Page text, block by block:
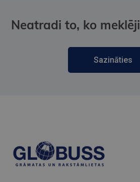
Neatradi to, ko
Sazināties